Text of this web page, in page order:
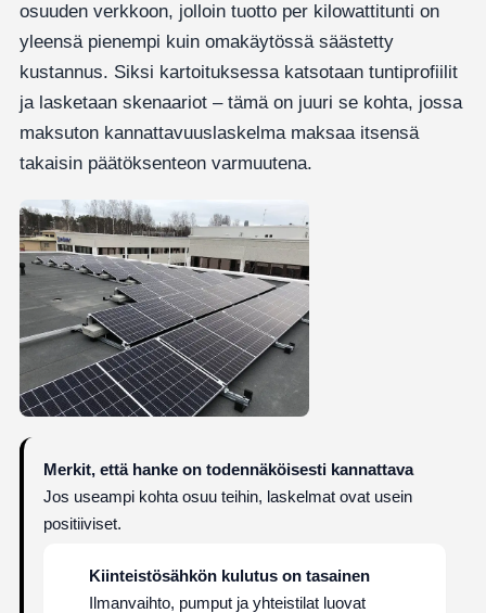
osuuden verkkoon, jolloin tuotto per kilowattitunti on
yleensä pienempi kuin omakäytössä säästetty
kustannus. Siksi kartoituksessa katsotaan tuntiprofiilit
ja lasketaan skenaariot – tämä on juuri se kohta, jossa
maksuton kannattavuuslaskelma maksaa itsensä
takaisin päätöksenteon varmuutena.
Merkit, että hanke on todennäköisesti kannattava
Jos useampi kohta osuu teihin, laskelmat ovat usein
positiiviset.
Kiinteistösähkön kulutus on tasainen
Ilmanvaihto, pumput ja yhteistilat luovat